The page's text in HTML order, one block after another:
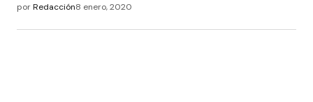
porRedacción8 enero, 2020